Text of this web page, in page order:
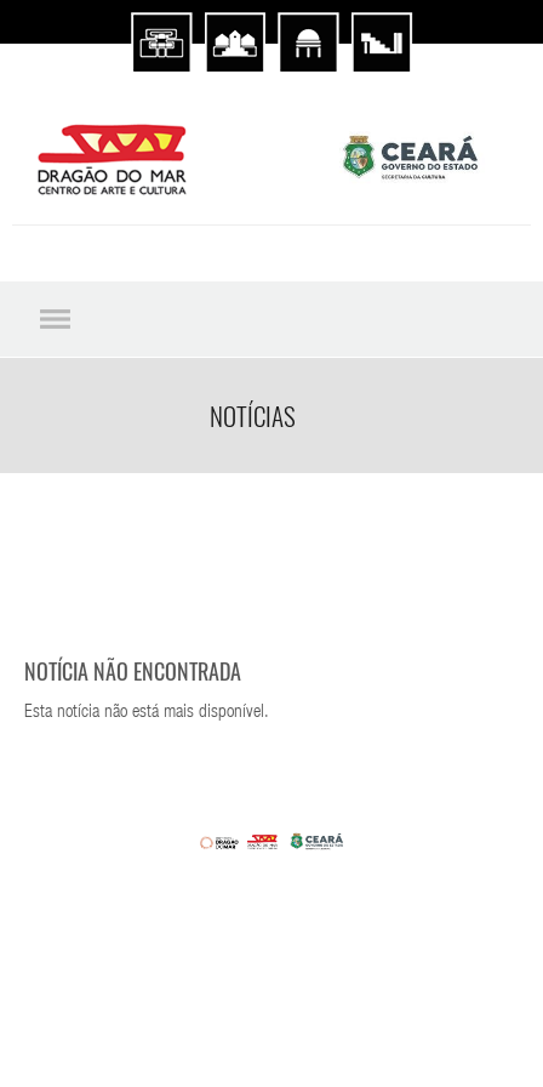
NOTÍCIAS
NOTÍCIA NÃO ENCONTRADA
Esta notícia não está mais disponível.